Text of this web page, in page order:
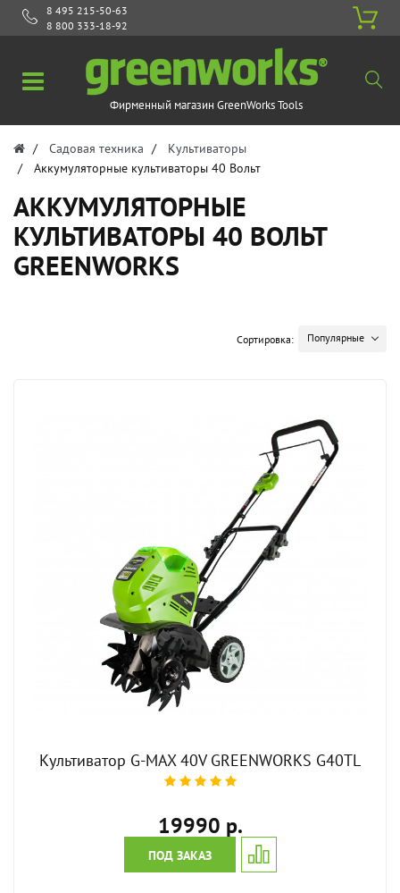
8 495 215-50-63
8 800 333-18-92
Фирменный магазин GreenWorks Tools
Садовая техника
Культиваторы
Аккумуляторные культиваторы 40 Вольт
АККУМУЛЯТОРНЫЕ
КУЛЬТИВАТОРЫ 40 ВОЛЬТ
GREENWORKS
Сортировка: Популярные
Культиватор G-MAX 40V GREENWORKS G40TL
19990 р.
ПОД ЗАКАЗ